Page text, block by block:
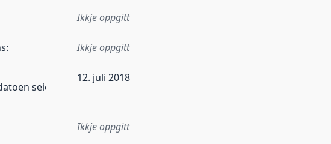
Ikkje oppgitt
: Ikkje oppgitt
seier når dataa i dette datasettet først blei utgitt. Det kan ha
12. juli 2018
Ikkje oppgitt